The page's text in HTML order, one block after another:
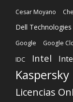
Cesar Moyano
Dell Technologies
Google Google
IDC Intel
Kaspersky
Licencias